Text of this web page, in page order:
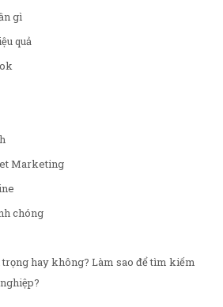
gì
quả
Marketing
chóng
trọng hay không? Làm sao để tìm kiếm